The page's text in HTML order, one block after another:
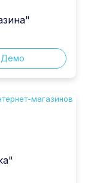
Демо